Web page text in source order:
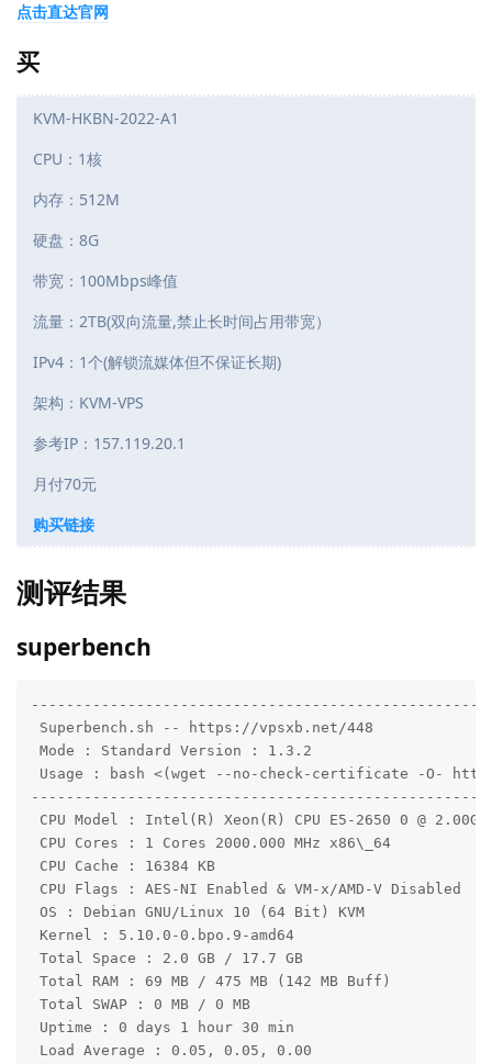
点击直达官网
买
KVM-HKBN-2022-A1
CPU：1核
内存：512M
硬盘：8G
带宽：100Mbps峰值
流量：2TB(双向流量,禁止长时间占用带宽）
IPv4：1个(解锁流媒体但不保证长期)
架构：KVM-VPS
参考IP：157.119.20.1
月付70元
购买链接
测评结果
superbench
Superbench.sh -- https://vpsxb.net/448
Mode : Standard Version : 1.3.2
Usage : bash <(wget --no-check-certificate -O-
CPU Model : Intel(R) Xeon(R) CPU E5-2650 0 @
CPU Cores : 1 Cores 2000.000 MHz x86\_64
CPU Cache : 16384 KB
CPU Flags : AES-NI Enabled & VM-x/AMD-V Disabled
OS : Debian GNU/Linux 10 (64 Bit) KVM
Kernel : 5.10.0-0.bpo.9-amd64
Total Space : 2.0 GB / 17.7 GB
Total RAM : 69 MB / 475 MB (142 MB Buff)
Total SWAP : 0 MB / 0 MB
Uptime : 0 days 1 hour 30 min
Load Average : 0.05, 0.05, 0.00